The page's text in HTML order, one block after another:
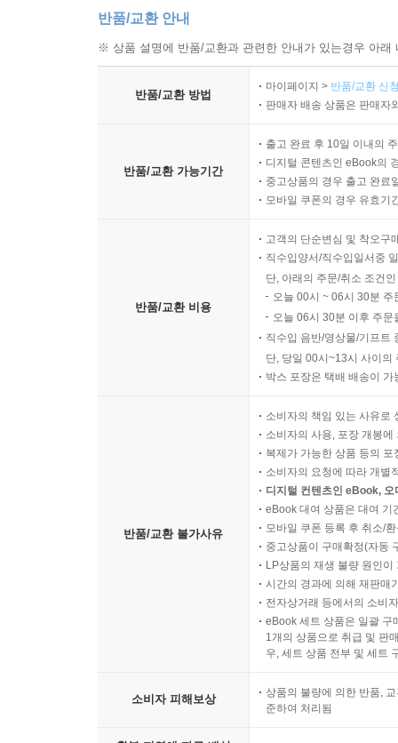
반품/교환 안내
※ 상품 설명에 반품/교환과 관련한 안내가 있는경우 아
반품/교환 방법
마이페이지 > 반품/교환 신
판매자 배송 상품은 판매자
반품/교환 가능기간
출고 완료 후 10일 이내의
디지털 콘텐츠인 eBook의
중고상품의 경우 출고 완료
모바일 쿠폰의 경우 유효기
반품/교환 비용
고객의 단순변심 및 착오구
직수입양서/직수입일서중
단, 아래의 주문/취소 조건
오늘 00시 ~ 06시 30분
오늘 06시 30분 이후 주
직수입 음반/영상물/기프트
단, 당일 00시~13시 사이의
박스 포장은 택배 배송이
반품/교환 불가사유
소비자의 책임 있는 사유로
소비자의 사용, 포장 개봉
복제가 가능한 상품 등의
소비자의 요청에 따라 개별
디지털 컨텐츠인 eBook,
eBook 대여 상품은 대여 기
모바일 쿠폰 등록 후 취소/
중고상품이 구매확정(자동
LP상품의 재생 불량 원인
시간의 경과에 의해 재판매
전자상거래 등에서의 소비
eBook 세트 상품은 일괄 구
1개의 상품으로 취급 및 판
우, 세트 상품 전부 및 세트
소비자 피해보상
상품의 불량에 의한 반품,
준하여 처리됨